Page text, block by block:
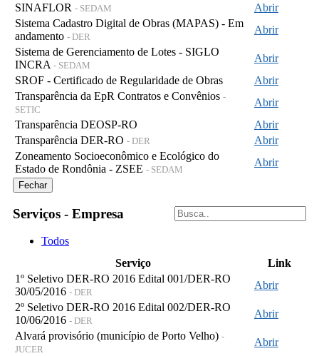
SINAFLOR - SEDAM
Abrir
Sistema Cadastro Digital de Obras (MAPAS) - Em
andamento - DER
Abrir
Sistema de Gerenciamento de Lotes - SIGLO
INCRA - SEDAM
Abrir
SROF - Certificado de Regularidade de Obras
Abrir
Transparência da EpR Contratos e Convênios -
SETIC
Abrir
Transparência DEOSP-RO
Abrir
Transparência DER-RO - DER
Abrir
Zoneamento Socioeconômico e Ecológico do
Estado de Rondônia - ZSEE - SEDAM
Abrir
Fechar
Serviços - Empresa
Todos
Serviço
Link
1º Seletivo DER-RO 2016 Edital 001/DER-RO
30/05/2016 - DER
Abrir
2º Seletivo DER-RO 2016 Edital 002/DER-RO
10/06/2016 - DER
Abrir
Alvará provisório (município de Porto Velho) -
JUCER
Abrir